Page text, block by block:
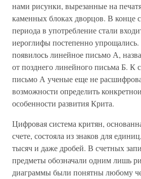
нами рисунки, вырезанные на
каменных блоках дворцов. В конце
периода в употребление стали
иероглифы постепенно
появилось линейное письмо А,
от позднего линейного письма Б. К
письмо А ученые еще не
возможности определить
особенности развития Крита.
Цифровая система критян,
счете, состояла из знаков для
тысяч и даже дробей. В счетных
предметы обозначали одним лишь
диаграммы были понятны любому